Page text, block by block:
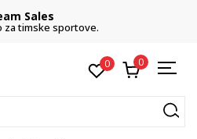
Sales
za timske sportove.
0 0